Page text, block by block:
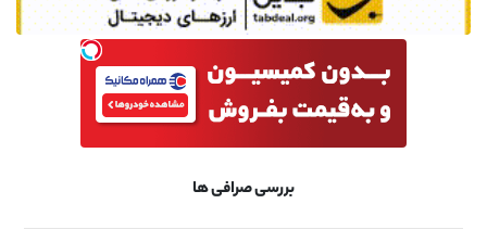
بررسی صرافی ها